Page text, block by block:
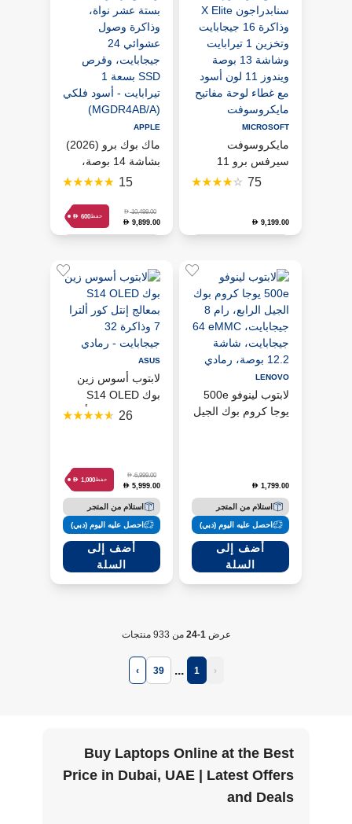
MICROSOFT
مايكروسوفت
سيرفس برو 11
Copilot Plus PC
وشاشة 13 بوصة
ويندوز 11 لون أسود
مع غطاء لوحة مفاتيح
مايكروسوفت
75
D 9,199.00
أضف إلى
السلة
APPLE
ماك بوك برو (2026)
بشاشة 14 بوصة،
شريحة M5 Pro مع
رسوميات بستة عشر
نواة، وذاكرة وصول
SSD بسعة 1
تيرابايت - أسود فلكي
(MGDR4AB/A)
15
D10,499.00
D 9,899.00
حفظ D 600
أضف إلى
السلة
LENOVO
لابتوب لينوفو 500e
يوجا كروم بوك الجيل
D 1,799.00
استلام من المتجر
احصل عليه اليوم (دبي)
أضف إلى
السلة
ASUS
لابتوب أسوس زين
بوك S14 OLED
بمعالج إنتل كور ألترا
26
D6,999.00
D 5,999.00
حفظ D 1,000
استلام من المتجر
احصل عليه اليوم (دبي)
أضف إلى
السلة
عرض 1-24 من 933 منتجات
‹
1
...
39
›
Buy Laptops Online at the Best
Price in Dubai, UAE | Latest Offers
and Deals